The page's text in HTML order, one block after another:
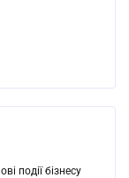
події бізнесу